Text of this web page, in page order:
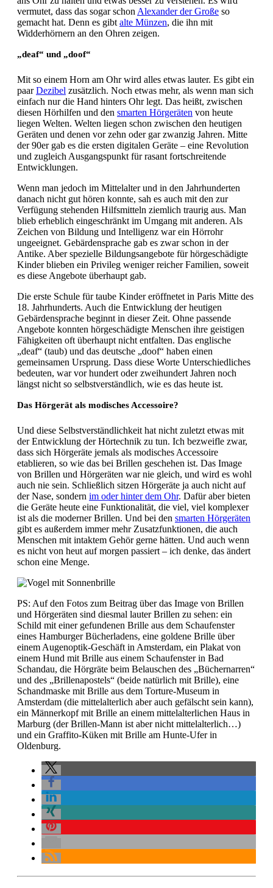
vermutet, dass das sogar schon Alexander der Große so
gemacht hat. Denn es gibt alte Münzen, die ihn mit
Widderhörnern an den Ohren zeigen.
„deaf“ und „doof“
Mit so einem Horn am Ohr wird alles etwas lauter. Es gibt ein
paarDezibel zusätzlich. Noch etwas mehr, als wenn man sich
einfach nur die Hand hinters Ohr legt. Das heißt, zwischen
diesen Hörhilfen und den smarten Hörgeräten von heute
liegen Welten. Welten liegen schon zwischen den heutigen
Geräten und denen vor zehn oder gar zwanzig Jahren. Mitte
der 90er gab es die ersten digitalen Geräte – eine Revolution
und zugleich Ausgangspunkt für rasant fortschreitende
Entwicklungen.
Wenn man jedoch im Mittelalter und in den Jahrhunderten
danach nicht gut hören konnte, sah es auch mit den zur
Verfügung stehenden Hilfsmitteln ziemlich traurig aus. Man
blieb erheblich eingeschränkt im Umgang mit anderen. Als
Zeichen von Bildung und Intelligenz war ein Hörrohr
ungeeignet. Gebärdensprache gab es zwar schon in der
Antike. Aber spezielle Bildungsangebote für hörgeschädigte
Kinder blieben ein Privileg weniger reicher Familien, soweit
es diese Angebote überhaupt gab.
Die erste Schule für taube Kinder eröffnetet in Paris Mitte des
18. Jahrhunderts. Auch die Entwicklung der heutigen
Gebärdensprache beginnt in dieser Zeit. Ohne passende
Angebote konnten hörgeschädigte Menschen ihre geistigen
Fähigkeiten oft überhaupt nicht entfalten. Das englische
„deaf“ (taub) und das deutsche „doof“ haben einen
gemeinsamen Ursprung. Dass diese Worte Unterschiedliches
bedeuten, war vor hundert oder zweihundert Jahren noch
längst nicht so selbstverständlich, wie es das heute ist.
Das Hörgerät als modisches Accessoire?
Und diese Selbstverständlichkeit hat nicht zuletzt etwas mit
der Entwicklung der Hörtechnik zu tun. Ich bezweifle zwar,
dass sich Hörgeräte jemals als modisches Accessoire
etablieren, so wie das bei Brillen geschehen ist. Das Image
von Brillen und Hörgeräten war nie gleich, und wird es wohl
auch nie sein. Schließlich sitzen Hörgeräte ja auch nicht auf
der Nase, sondern im oder hinter dem Ohr. Dafür aber bieten
die Geräte heute eine Funktionalität, die viel, viel komplexer
ist als die moderner Brillen. Und bei den smarten Hörgeräten
gibt es außerdem immer mehr Zusatzfunktionen, die auch
Menschen mit intaktem Gehör gerne hätten. Und auch wenn
es nicht von heut auf morgen passiert – ich denke, das ändert
schon eine Menge.
PS: Auf den Fotos zum Beitrag über das Image von Brillen
und Hörgeräten sind diesmal lauter Brillen zu sehen: ein
Schild mit einer gefundenen Brille aus dem Schaufenster
eines Hamburger Bücherladens, eine goldene Brille über
einem Augenoptik-Geschäft in Amsterdam, ein Plakat von
einem Hund mit Brille aus einem Schaufenster in Bad
Schandau, die Hörgräte beim Belauschen des „Büchernarren“
und des „Brillenapostels“ (beide natürlich mit Brille), eine
Schandmaske mit Brille aus dem Torture-Museum in
Amsterdam (die mittelalterlich aber auch gefälscht sein kann),
ein Männerkopf mit Brille an einem mittelalterlichen Haus in
Marburg (der Brillen-Mann ist aber nicht mittelalterlich…)
und ein Graffito-Küken mit Brille am Hunte-Ufer in
Oldenburg.